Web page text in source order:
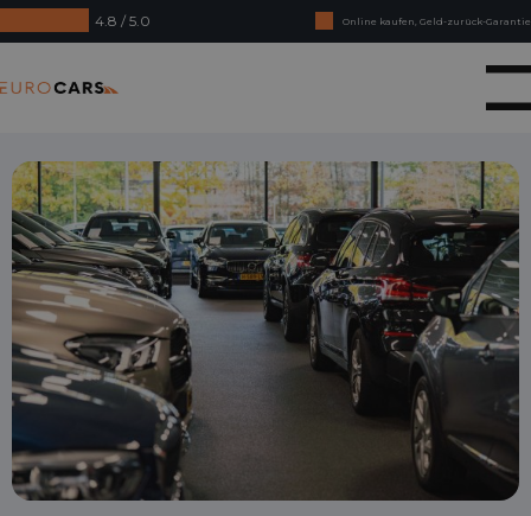
4.8 / 5.0
Online kaufen, Geld-zurück-Garantie
Finanzierungsleasing – Reibungslose Abnahme